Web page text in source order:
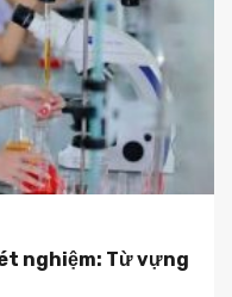
nghiệm: Từ vựng